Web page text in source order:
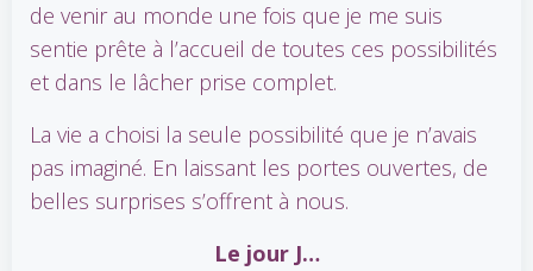
de venir au monde une fois que je me suis
sentie prête à l’accueil de toutes ces possibilités
et dans le lâcher prise complet.
La vie a choisi la seule possibilité que je n’avais
pas imaginé. En laissant les portes ouvertes, de
belles surprises s’offrent à nous.
Le jour J…